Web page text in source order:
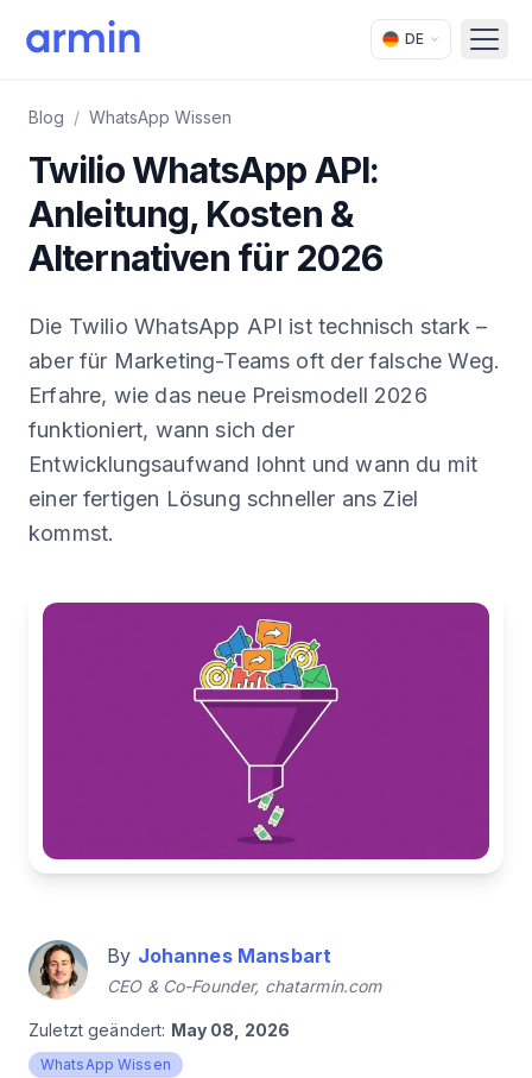
DE
Blog / WhatsApp Wissen
Twilio WhatsApp API:
Anleitung, Kosten &
Alternativen für 2026
Die Twilio WhatsApp API ist technisch stark –
aber für Marketing-Teams oft der falsche Weg.
Erfahre, wie das neue Preismodell 2026
funktioniert, wann sich der
Entwicklungsaufwand lohnt und wann du mit
einer fertigen Lösung schneller ans Ziel
kommst.
By Johannes Mansbart
CEO & Co-Founder, chatarmin.com
Zuletzt geändert: May 08, 2026
WhatsApp Wissen